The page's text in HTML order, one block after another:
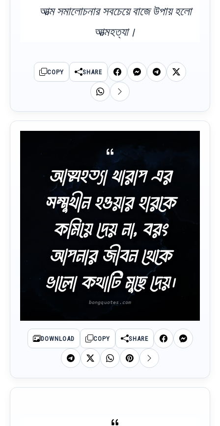
আত্ম সমালোচনার সবচেয়ে বাজে উপায় হলো
আত্মহত্যা।
COPY SHARE
আত্মহত্যা খারাপ এর
সম্মুখীন হওয়ার হারকে
কমিয়ে দেয় না, বরং
আপনার জীবন থেকে
ভালো কথাটি মুছে দেয়।
DOWNLOAD COPY SHARE